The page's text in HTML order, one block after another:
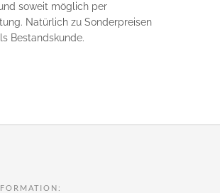
soweit möglich per
Natürlich zu Sonderpreisen
Bestandskunde.